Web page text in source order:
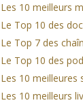
Les 10 meilleurs
Le Top 10 des
Le Top 7 des
Le Top 10 des
Les 10 meilleures
Les 10 meilleurs